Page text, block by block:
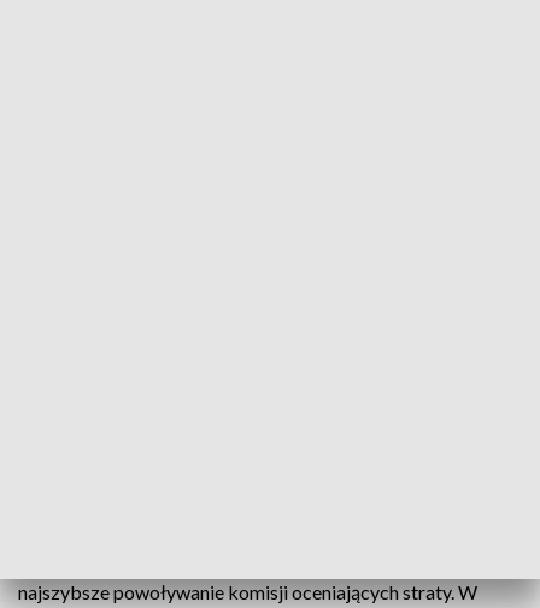
najszybsze powoływanie komisji oceniających straty. W